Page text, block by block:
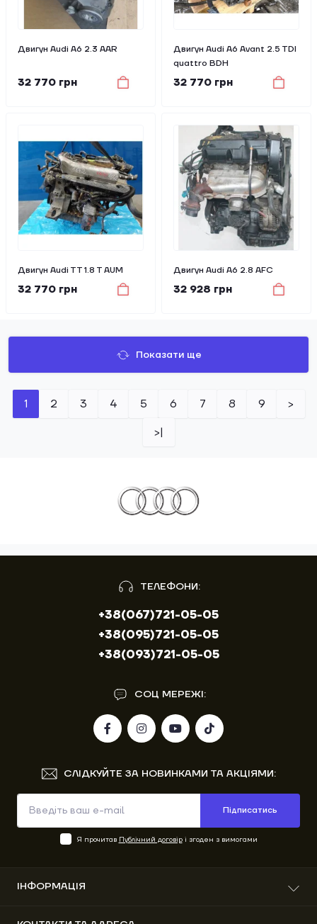
Двигун Audi A6 2.3 AAR
32 770 грн
Двигун Audi A6 Avant 2.5 TDI
quattro BDH
32 770 грн
Двигун Audi TT 1.8 T AUM
32 770 грн
Двигун Audi A6 2.8 AFC
32 928 грн
Показати ще
1 2 3 4 5 6 7 8 9
>
>|
ТЕЛЕФОНИ:
+38(067)721-05-05
+38(095)721-05-05
+38(093)721-05-05
СОЦ МЕРЕЖІ:
СЛІДКУЙТЕ ЗА НОВИНКАМИ ТА АКЦІЯМИ:
Підписатись
Я прочитав Публічний договірі згоден з вимогами
ІНФОРМАЦІЯ